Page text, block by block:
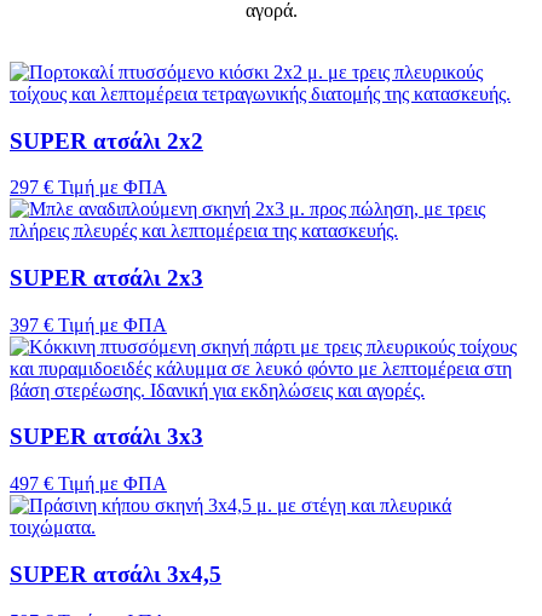
αγορά.
SUPER ατσάλι 2x2
297 € Τιμή με ΦΠΑ
SUPER ατσάλι 2x3
397 € Τιμή με ΦΠΑ
SUPER ατσάλι 3x3
497 € Τιμή με ΦΠΑ
SUPER ατσάλι 3x4,5